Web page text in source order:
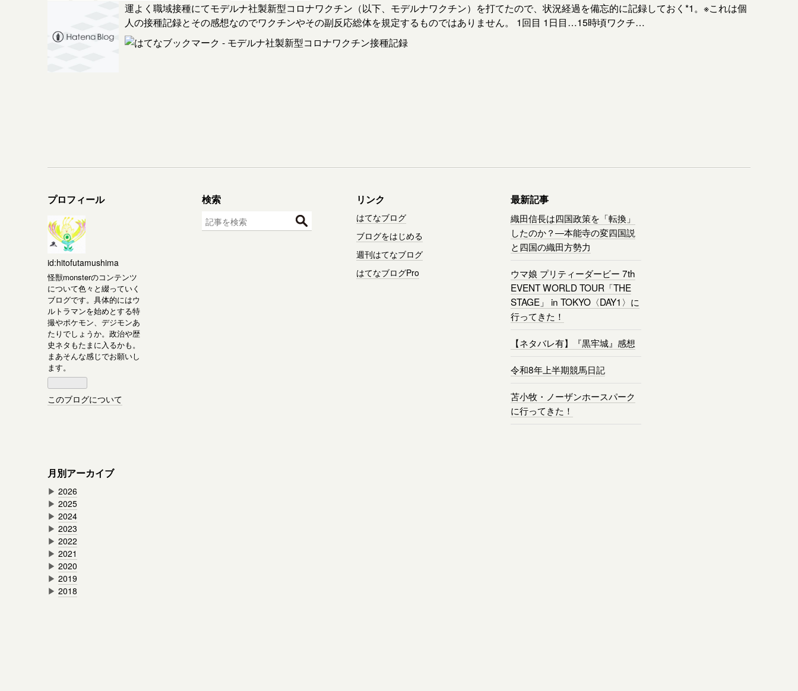
運よく職域接種にてモデルナ社製新型コロナワクチン（以下、モデルナワクチン）を打てたので、状況経過を備忘的に記録しておく*1。※これは個
人の接種記録とその感想なのでワクチンやその副反応総体を規定するものではありません。 1回目 1日目…15時頃ワクチ…
プロフィール
id:hitofutamushima
怪獣monsterのコンテンツ
について色々と綴っていく
ブログです。具体的にはウ
ルトラマンを始めとする特
撮やポケモン、デジモンあ
たりでしょうか。政治や歴
史ネタもたまに入るかも。
まあそんな感じでお願いし
ます。
このブログについて
検索 リンク
はてなブログ
ブログをはじめる
週刊はてなブログ
はてなブログPro
最新記事
織田信長は四国政策を「転換」
したのか？―本能寺の変四国説
と四国の織田方勢力
ウマ娘 プリティーダービー 7th
EVENT WORLD TOUR「THE
STAGE」 in TOKYO〈DAY1〉に
行ってきた！
【ネタバレ有】『黒牢城』感想
令和8年上半期競馬日記
苫小牧・ノーザンホースパーク
に行ってきた！
月別アーカイブ
▶ 2026
▶ 2025
▶ 2024
▶ 2023
▶ 2022
▶ 2021
▶ 2020
▶ 2019
▶ 2018